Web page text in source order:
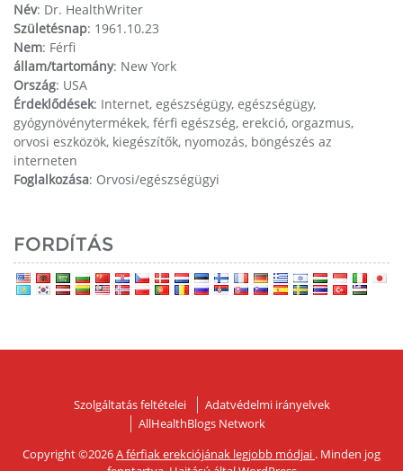
Név: Dr. HealthWriter
Születésnap: 1961.10.23
Nem: Férfi
állam/tartomány: New York
Ország: USA
Érdeklődések: Internet, egészségügy, egészségügy,
gyógynövénytermékek, férfi egészség, erekció, orgazmus,
orvosi eszközök, kiegészítők, nyomozás, böngészés az
interneten
Foglalkozása: Orvosi/egészségügyi
FORDÍTÁS
Szolgáltatás feltételei
Adatvédelmi irányelvek
AllHealthBlogs Network
Copyright ©2026A férfiak erekciójának legjobb módjai . Minden jog